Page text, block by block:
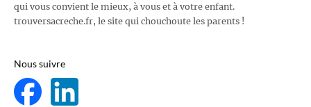
qui vous convient le mieux, à vous et à votre enfant.
trouversacreche.fr, le site qui chouchoute les parents !
Nous suivre